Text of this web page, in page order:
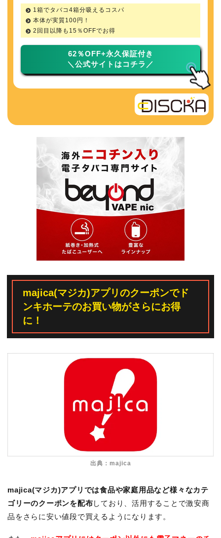
1箱でタバコ4箱分吸えるコスパ
本体が実質100円！
2回目以降も 15％ OFFでお得
62％OFF+永久保証付き
＼公式サイトはコチラ／
majica(マジカ)アプリのクーポンでド
ンキホーテのお買い物がさらにお得
に！
出典：majica
majica(マジカ)アプリでは食品や家庭用品など様々なカテ
ゴリーのクーポンを配布しており、活用することで激安商
品をさらに安い値段で買えるようになります。